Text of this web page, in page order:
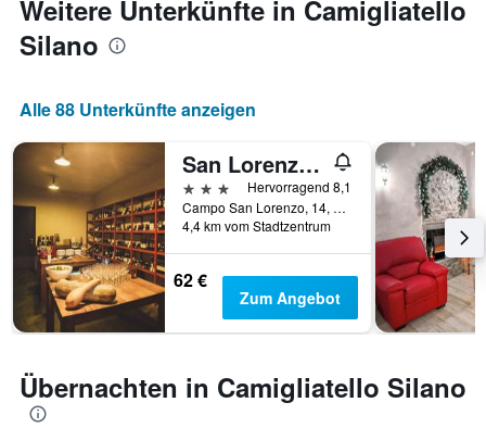
Zimmerpreis
das
Aufenthaltsdatum
rückt.
Diagramm
hat
1
X-
Achse,
die
Anzahl
der
Tage
vor
dem
Das
Diagramm
Weitere Unterkünfte in Camigliatello
Silano
Alle 88 Unterkünfte anzeigen
San Lorenzo Si Alberga
3 Sterne
Hervorragend 8,1
Campo San Lorenzo, 14, Camigliatello Silano, Kalabrien, Italien
4,4 km vom Stadtzentrum
62 €
Zum Angebot
Übernachten in Camigliatello Silano